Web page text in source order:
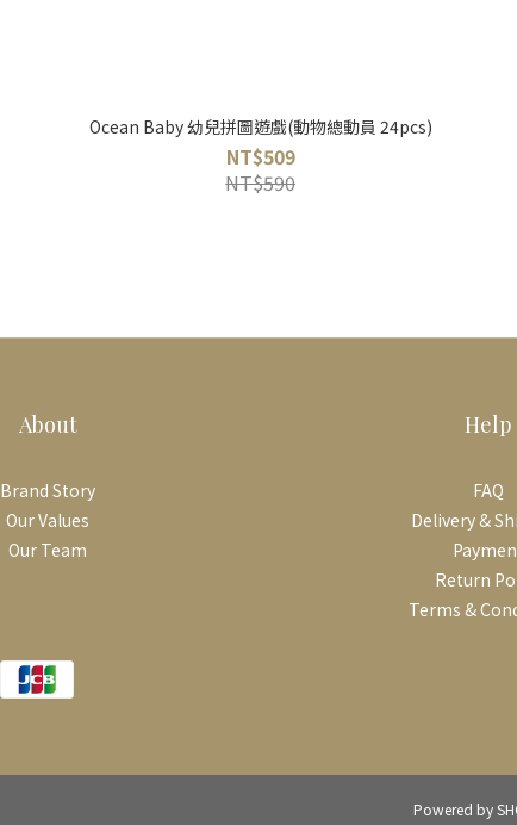
Ocean Baby 幼兒拼圖遊戲(動物總動員 24pcs)
NT$509
NT$590
About
Brand Story
Our Values
Our Team
Help
FAQ
Delivery &
Return
Terms &
Powered by